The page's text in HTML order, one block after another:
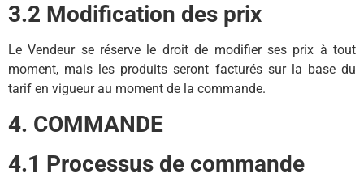
3.2 Modification des prix
Le Vendeur se réserve le droit de modifier ses prix à tout
moment, mais les produits seront facturés sur la base du
tarif en vigueur au moment de la commande.
4. COMMANDE
4.1 Processus de commande